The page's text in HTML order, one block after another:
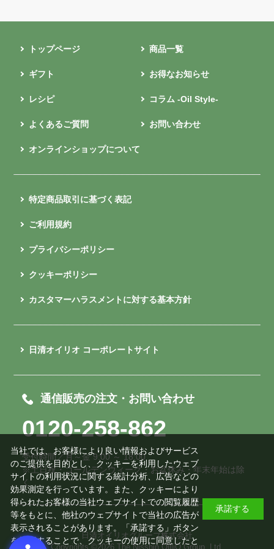
トップページ 商品一覧
ギフト お得なお知らせ
レシピ コラム -Oil Style-
よくあるご質問 お問い合わせ
オンラインショップについて
特定商品取引に基づく表記
ご利用規約
プライバシーポリシー
クッキーポリシー
カスタマーハラスメントに対する基本方針
日清オイリオ コーポレートサイト
通信販売の注文・お問い合わせ
0120-258-862
受付時間／月～金 9:00 ～ 18:00
※土日祝・ゴールデンウィーク・お盆休み・年末年始は除
く
日清オイリオグループ株式会社
Copyrights ©2026 The Nisshin OilliO Group, Ltd.
当社では、お客様により良い情報およびサービス
のご提供を目的とし、クッキーを利用したウェブ
サイトの利用状況に関する統計分析、広告などの
効果測定を行っています。また、クッキーにより
得られたお客様の当社ウェブサイトでの閲覧履歴
等をもとに、他社のウェブサイトで当社の広告が
表示されることがあります。「承諾する」ボタン
を押下することで、クッキーの使用に同意したと
承諾する